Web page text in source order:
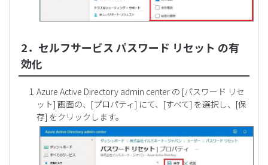
2．セルフサービス パスワード リセット の有
効化
Azure Active Directory admin center の [パスワード リセ
ット] 画面の、[プロパティ] にて、[すべて] を選択し、[保
存] をクリックします。